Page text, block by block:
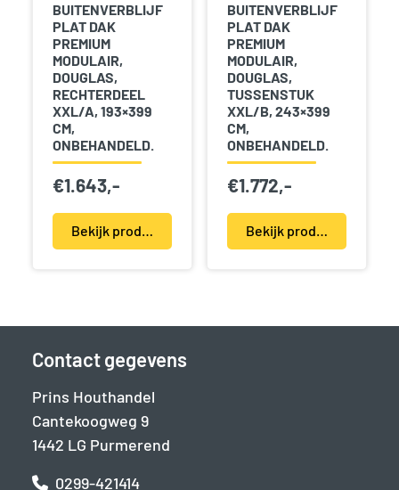
BUITENVERBLIJF
PLAT DAK
PREMIUM
MODULAIR,
DOUGLAS,
RECHTERDEEL
XXL/A, 193×399
CM,
ONBEHANDELD.
€1.643,-
Bekijk product(en)
BUITENVERBLIJF
PLAT DAK
PREMIUM
MODULAIR,
DOUGLAS,
TUSSENSTUK
XXL/B, 243×399
CM,
ONBEHANDELD.
€1.772,-
Bekijk product(en)
Contact gegevens
Prins Houthandel
Cantekoogweg 9
1442 LG Purmerend
0299-421414